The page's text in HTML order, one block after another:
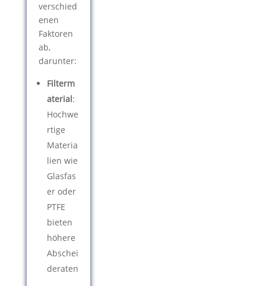
verschied
enen
Faktoren
ab,
darunter:
Filterm
aterial:
Hochwe
rtige
Materia
lien wie
Glasfas
er oder
PTFE
bieten
höhere
Abschei
deraten